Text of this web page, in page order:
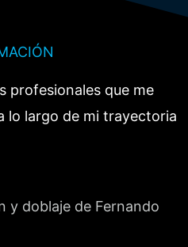
profesionales que me
lo largo de mi trayectoria
y doblaje de Fernando